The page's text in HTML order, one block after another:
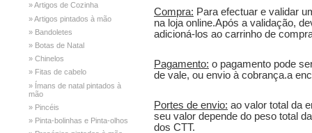
» Artigos de Cozinha
» Artigos pintados à mão
» Bandoletes
» Botas de Natal
» Chinelos
» Fitas de cabelo
» Ímans de natal pintados à
mão
» Pincéis
» Pinta-bolinhas e Pinta-olhos
Compra: Para efectuar e validar
na loja online.Após a validação,
adicioná-los ao carrinho de
Pagamento: o pagamento pode
de vale, ou envio à cobrança.a
Portes de envio: ao valor total da
seu valor depende do peso total
dos CTT.